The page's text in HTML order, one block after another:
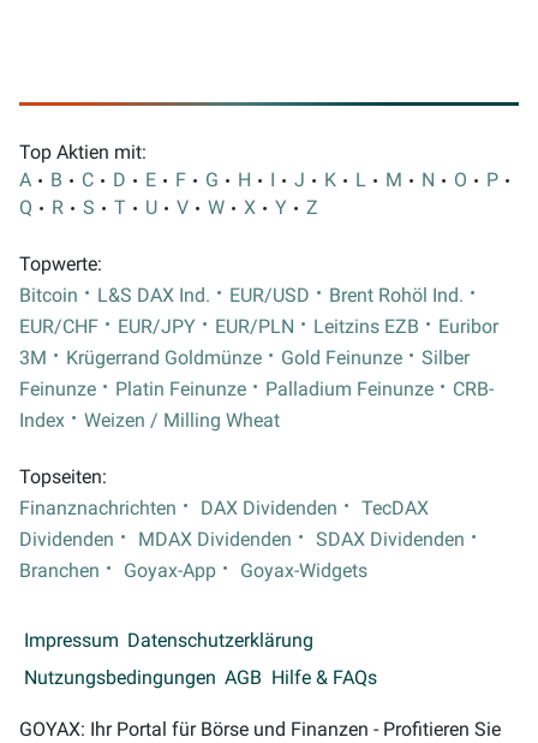
Top Aktien mit:
A
B C D E F G H I J K L M N O
P
Q
R S T U V W X Y Z
Topwerte:
Bitcoin
L&S DAX Ind. EUR/USD
Brent Rohöl Ind.
EUR/CHF
EUR/JPY EUR/PLN Leitzins EZB
Euribor
3M
Krügerrand Goldmünze Gold Feinunze
Silber
Feinunze
Platin Feinunze Palladium Feinunze
CRB-
Index
Weizen / Milling Wheat
Topseiten:
Finanznachrichten
DAX Dividenden
TecDAX
Dividenden
MDAX Dividenden
SDAX Dividenden
Branchen
Goyax-App Goyax-Widgets
Impressum Datenschutzerklärung
Nutzungsbedingungen AGB Hilfe & FAQs
GOYAX: Ihr Portal für Börse und Finanzen - Profitieren Sie